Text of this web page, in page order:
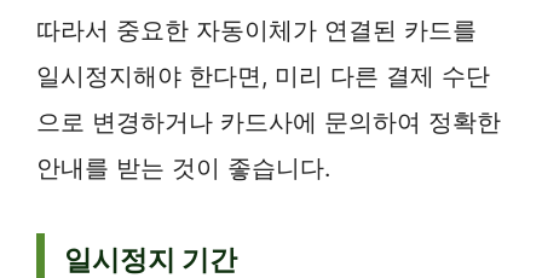
따라서 중요한 자동이체가 연결된 카드를
일시정지해야 한다면, 미리 다른 결제 수단
으로 변경하거나 카드사에 문의하여 정확한
안내를 받는 것이 좋습니다.
일시정지 기간